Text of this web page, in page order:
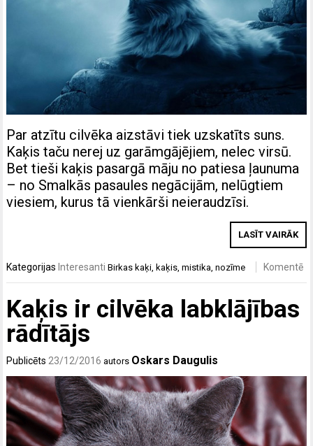
Par atzītu cilvēka aizstāvi tiek uzskatīts suns.
Kaķis taču nerej uz garāmgājējiem, nelec virsū.
Bet tieši kaķis pasargā māju no patiesa ļaunuma
– no Smalkās pasaules negācijām, nelūgtiem
viesiem, kurus tā vienkārši neieraudzīsi.
LASĪT VAIRĀK
Kategorijas Interesanti Birkas kaķi, kaķis,mistika,nozīme Komentē
Kaķis ir cilvēka labklājības
rādītājs
Publicēts 23/12/2016 autors Oskars Daugulis